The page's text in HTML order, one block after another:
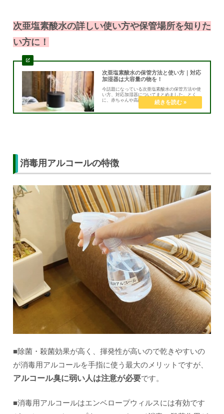
次亜塩素酸水の詳しい使い方や保管場所を知りた
い方に！
次亜塩素酸水の保管方法と使い方｜対応
加湿器は大容量の物を！
今話題になっている次亜塩素酸水の保管方法や使
い方、対応加湿器についてまとめました。とく
に、赤ちゃんや高齢者がいる家庭で行って欲しい
除菌・消臭法です。次亜塩素酸水は口に入っても
消毒用アルコールの特徴
■除菌・殺菌効果が高く、揮発性が高いので乾きやすいの
が消毒用アルコールを手指に使う最大のメリットですが、
アルコール臭に弱い人は注意が必要です。
■消毒用アルコールはエンベロープウィルスには有効です